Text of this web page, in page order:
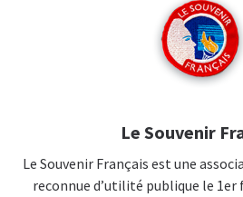
Le Souvenir
Le Souvenir Français est une
reconnue d’utilité publique le 1er